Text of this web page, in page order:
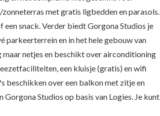
met gratis ligbedden en parasols.
snack. Verder biedt Gorgona Studios je
parkeerterrein en in het hele gebouw van
netjes en beschikt over airconditioning
een kluisje (gratis) en wifi
beschikken over een balkon met zitje en
Studios op basis van Logies. Je kunt